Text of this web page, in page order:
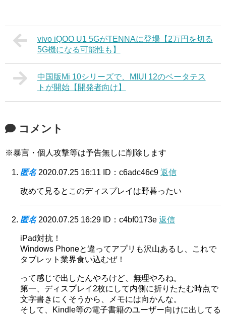
vivo iQOO U1 5GがTENNAに登場【2万円を切る
5G機になる可能性も】
中国版Mi 10シリーズで、MIUI 12のベータテス
トが開始【開発者向け】
コメント
※暴言・個人攻撃等は予告無しに削除します
匿名 2020.07.25 16:11 ID：c6adc46c9 返信
改めて見るとこのディスプレイは野暮ったい
匿名 2020.07.25 16:29 ID：c4bf0173e 返信
iPad対抗！
Windows Phoneと違ってアプリも沢山あるし、これで
タブレット業界食い込むぜ！
って感じで出したんやろけど、無理やろね。
第一、ディスプレイ2枚にして内側に折りたたむ時点で
文字書きにくそうから、メモには向かんな。
そして、Kindle等の電子書籍のユーザー向けに出してる